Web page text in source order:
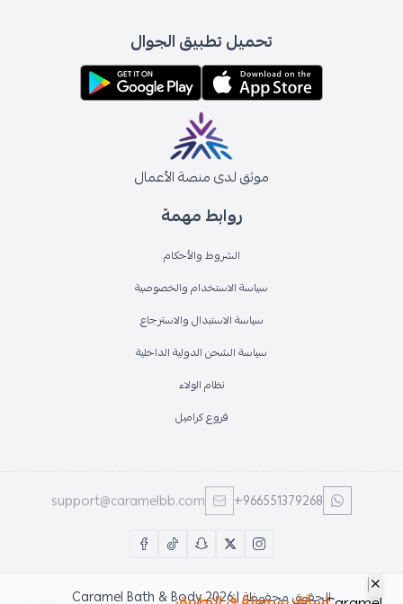
روابط مهمة
الشروط والأحكام
سياسة الاستخدام والخصوصية
سياسة الاستبدال والاسترجاع
سياسة الشحن الدولية الداخلية
نظام الولاء
فروع كراميل
تحميل تطبيق الجوال
موثق لدى منصة الأعمال
+966551379268
support@caramelbb.com
الحقوق محفوظة | 2026 Caramel Bath & Body